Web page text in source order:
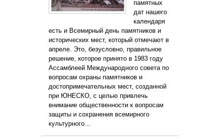
памятных
дат нашего
календаря
есть и Всемирный день памятников и
исторических мест, который отмечают в
апреле. Это, безусловно, правильное
решение, которое принято в 1983 году
Ассамблеей Международного совета по
вопросам охраны памятников и
достопримечательных мест, созданной
при ЮНЕСКО, с целью привлечь
внимание общественности к вопросам
защиты и сохранения всемирного
культурного…